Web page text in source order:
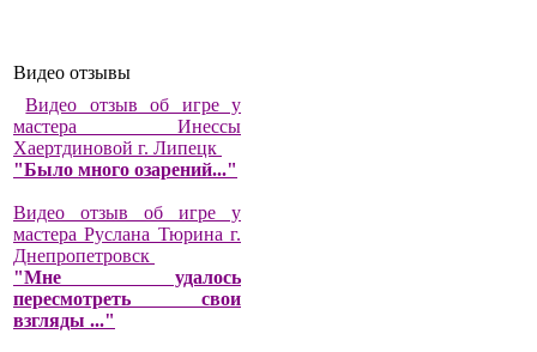
Видео отзывы
Видео отзыв об игре у
мастера Инессы
Хаертдиновой г. Липецк
"Было много озарений..."
Видео отзыв об игре у
мастера Руслана Тюрина г.
Днепропетровск
"Мне удалось
пересмотреть свои
взгляды ..."